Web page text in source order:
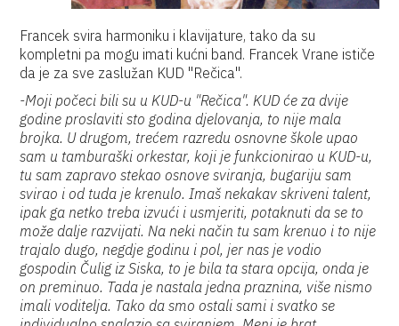
Francek svira harmoniku i klavijature, tako da su
kompletni pa mogu imati kućni band. Francek Vrane ističe
da je za sve zaslužan KUD "Rečica".
-Moji počeci bili su u KUD-u "Rečica". KUD će za dvije
godine proslaviti sto godina djelovanja, to nije mala
brojka. U drugom, trećem razredu osnovne škole upao
sam u tamburaški orkestar, koji je funkcionirao u KUD-u,
tu sam zapravo stekao osnove sviranja, bugariju sam
svirao i od tuda je krenulo. Imaš nekakav skriveni talent,
ipak ga netko treba izvući i usmjeriti, potaknuti da se to
može dalje razvijati. Na neki način tu sam krenuo i to nije
trajalo dugo, negdje godinu i pol, jer nas je vodio
gospodin Čulig iz Siska, to je bila ta stara opcija, onda je
on preminuo. Tada je nastala jedna praznina, više nismo
imali voditelja. Tako da smo ostali sami i svatko se